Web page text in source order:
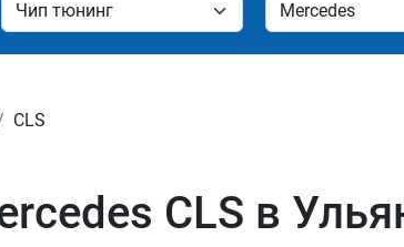
CLS
CLS в